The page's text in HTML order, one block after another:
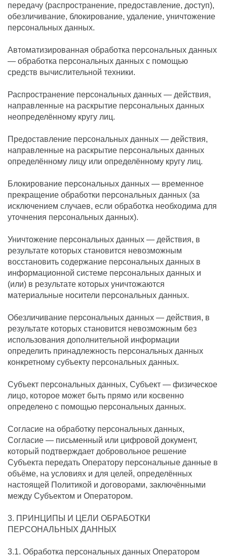
передачу (распространение, предоставление, доступ),
обезличивание, блокирование, удаление, уничтожение
персональных данных.
Автоматизированная обработка персональных данных
— обработка персональных данных с помощью
средств вычислительной техники.
Распространение персональных данных — действия,
направленные на раскрытие персональных данных
неопределённому кругу лиц.
Предоставление персональных данных — действия,
направленные на раскрытие персональных данных
определённому лицу или определённому кругу лиц.
Блокирование персональных данных — временное
прекращение обработки персональных данных (за
исключением случаев, если обработка необходима для
уточнения персональных данных).
Уничтожение персональных данных — действия, в
результате которых становится невозможным
восстановить содержание персональных данных в
информационной системе персональных данных и
(или) в результате которых уничтожаются
материальные носители персональных данных.
Обезличивание персональных данных — действия, в
результате которых становится невозможным без
использования дополнительной информации
определить принадлежность персональных данных
конкретному субъекту персональных данных.
Субъект персональных данных, Субъект — физическое
лицо, которое может быть прямо или косвенно
определено с помощью персональных данных.
Согласие на обработку персональных данных,
Согласие — письменный или цифровой документ,
который подтверждает добровольное решение
Субъекта передать Оператору персональные данные в
объёме, на условиях и для целей, определённых
настоящей Политикой и договорами, заключёнными
между Субъектом и Оператором.
3. ПРИНЦИПЫ И ЦЕЛИ ОБРАБОТКИ
ПЕРСОНАЛЬНЫХ ДАННЫХ
3.1. Обработка персональных данных Оператором